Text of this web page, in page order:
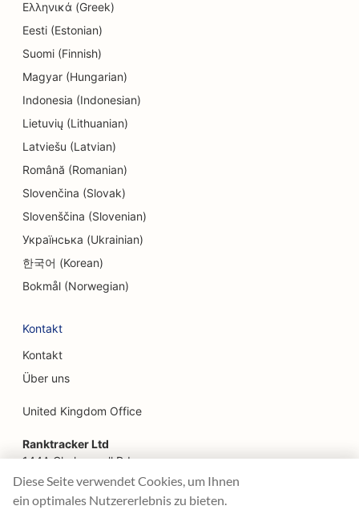
SEO für Elektronikfachgeschäfte
SEO für Ingenieurbüros
SEO für Endodontologen
SEO für Unterhaltung und Freizeit
SEO für Escape Rooms
SEO für Bauernhof-zu-Tisch-Restaurants
SEO für Facelifting-Dienstleistungen
SEO für Familienrestaurants
SEO für Feinschmecker-Restaurants
SEO für Finanzdienstleistungen
SEO für Food Courts
SEO für Food Trucks
Ελληνικά (Greek)
Eesti (Estonian)
Suomi (Finnish)
Magyar (Hungarian)
Indonesia (Indonesian)
Lietuvių (Lithuanian)
Latviešu (Latvian)
Română (Romanian)
Slovenčina (Slovak)
Slovenščina (Slovenian)
Українська (Ukrainian)
한국어 (Korean)
Bokmål (Norwegian)
Kontakt
Kontakt
Über uns
United Kingdom Office
Ranktracker Ltd
144A Clerkenwell Rd
London, EC1R 5DF
Company No: 08820809
felix@ranktracker.com
Diese Seite verwendet Cookies, um Ihnen
ein optimales Nutzererlebnis zu bieten.